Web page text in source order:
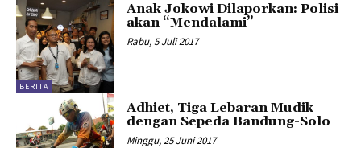
BERITA
Anak Jokowi Dilaporkan: Polisi
akan “Mendalami”
Rabu, 5 Juli 2017
Adhiet, Tiga Lebaran Mudik
dengan Sepeda Bandung-Solo
Minggu, 25 Juni 2017